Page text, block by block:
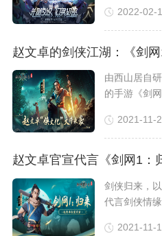
2022-02-
由西山居自
的手游《剑
2021-11-
赵文卓官宣代言《剑网1：
剑侠归来，
代言剑侠情
2021-11-